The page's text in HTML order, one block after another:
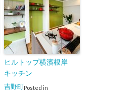
ヒルトップ横濱根岸
キッチン
Posted in
吉野町